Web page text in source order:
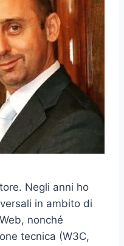
Negli anni ho
in ambito di
nonché
tecnica (W3C,